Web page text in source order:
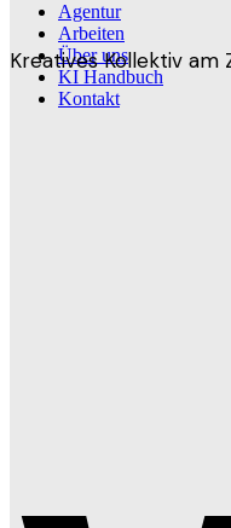
Agentur
Arbeiten
Über uns
KI Handbuch
Kontakt
Kreatives Kollektiv am